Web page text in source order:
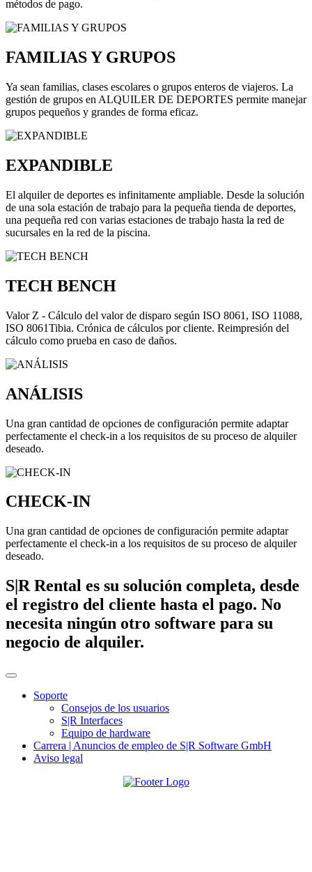
métodos de pago.
FAMILIAS Y GRUPOS
Ya sean familias, clases escolares o grupos enteros de viajeros. La
gestión de grupos en ALQUILER DE DEPORTES permite manejar
grupos pequeños y grandes de forma eficaz.
EXPANDIBLE
El alquiler de deportes es infinitamente ampliable. Desde la solución
de una sola estación de trabajo para la pequeña tienda de deportes,
una pequeña red con varias estaciones de trabajo hasta la red de
sucursales en la red de la piscina.
TECH BENCH
Valor Z - Cálculo del valor de disparo según ISO 8061, ISO 11088,
ISO 8061Tibia. Crónica de cálculos por cliente. Reimpresión del
cálculo como prueba en caso de daños.
ANÁLISIS
Una gran cantidad de opciones de configuración permite adaptar
perfectamente el check-in a los requisitos de su proceso de alquiler
deseado.
CHECK-IN
Una gran cantidad de opciones de configuración permite adaptar
perfectamente el check-in a los requisitos de su proceso de alquiler
deseado.
S|R Rental es su solución completa, desde
el registro del cliente hasta el pago. No
necesita ningún otro software para su
negocio de alquiler.
Soporte
Consejos de los usuarios
S|R Interfaces
Equipo de hardware
Carrera | Anuncios de empleo de S|R Software GmbH
Aviso legal